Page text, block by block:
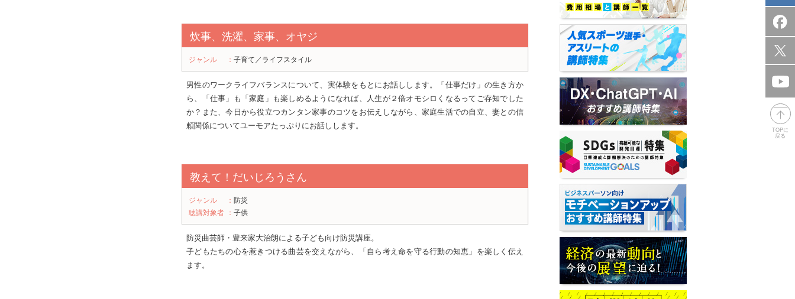
炊事、洗濯、家事、オヤジ
ジャンル ： 子育て／ライフスタイル
男性のワークライフバランスについて、実体験をもとにお話しします。「仕事だけ」の生き方か
ら、「仕事」も「家庭」も楽しめるようになれば、人生が２倍オモシロくなるってご存知でした
か？また、今日から役立つカンタン家事のコツをお伝えしながら、家庭生活での自立、妻との信
頼関係についてユーモアたっぷりにお話しします。
教えて！だいじろうさん
ジャンル ： 防災
聴講対象者 ： 子供
防災曲芸師・豊来家大治朗による子ども向け防災講座。
子どもたちの心を惹きつける曲芸を交えながら、「自ら考え命を守る行動の知恵」を楽しく伝え
ます。
TOPに
戻る